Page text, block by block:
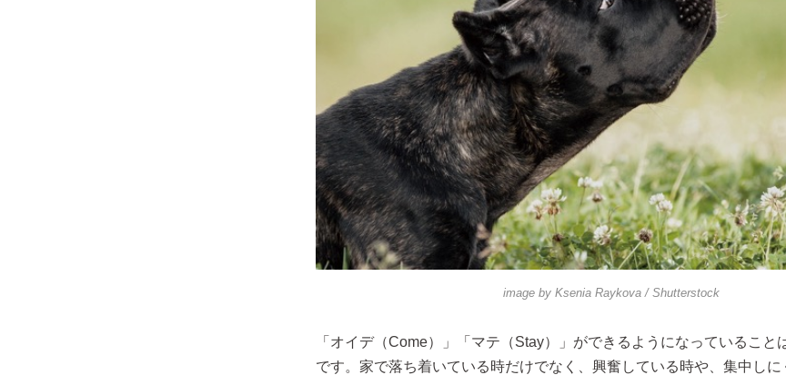
image by Ksenia Raykova / Shutterstock
「オイデ（Come）」「マテ（Stay）」ができるようになっていること
です。家で落ち着いている時だけでなく、興奮している時や、集中し